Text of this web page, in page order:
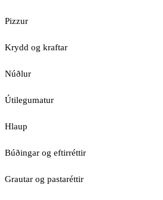
Pizzur
Krydd og kraftar
Núðlur
Útilegumatur
Hlaup
Búðingar og eftirréttir
Grautar og pastaréttir